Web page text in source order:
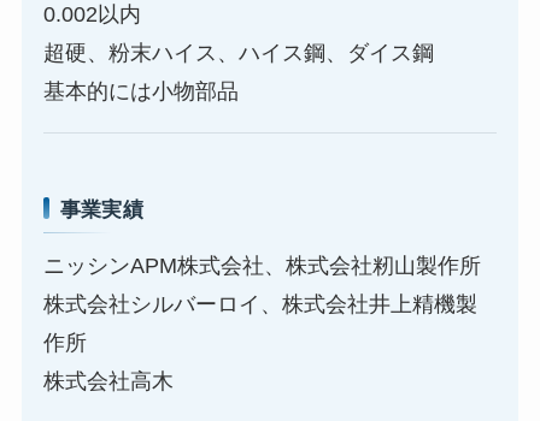
0.002以内
超硬、粉末ハイス、ハイス鋼、ダイス鋼
基本的には小物部品
事業実績
ニッシンAPM株式会社、株式会社籾山製作所
株式会社シルバーロイ、株式会社井上精機製
作所
株式会社高木